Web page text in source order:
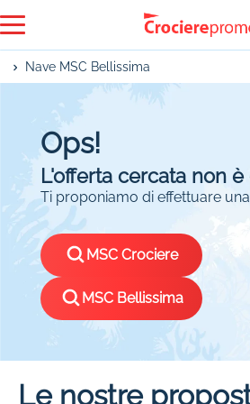
Nave MSC Bellissima
Ops!
L'offerta cercata non
Ti proponiamo di effettuare
MSC Crociere
MSC Bellissima
Le nostre